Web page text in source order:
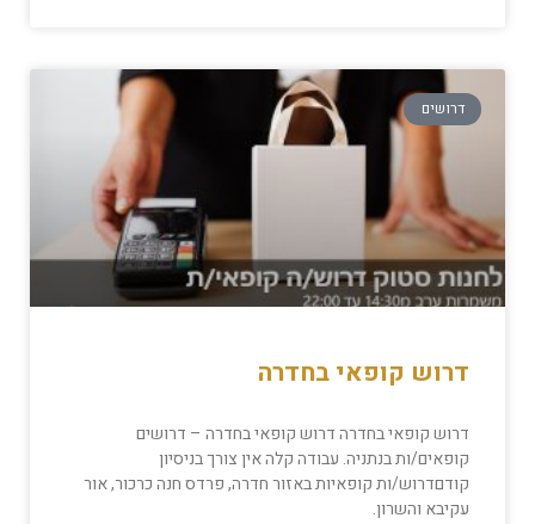
דרושים
דרוש קופאי בחדרה
דרוש קופאי בחדרה דרוש קופאי בחדרה – דרושים
קופאים/ות בנתניה. עבודה קלה אין צורך בניסיון
קודםדרוש/ות קופאיות באזור חדרה, פרדס חנה כרכור, אור
עקיבא והשרון.